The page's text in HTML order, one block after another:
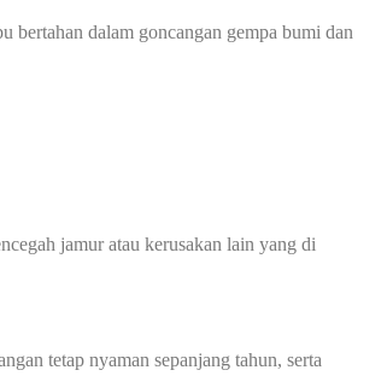
bertahan dalam goncangan gempa bumi dan
jamur atau kerusakan lain yang di
tetap nyaman sepanjang tahun, serta